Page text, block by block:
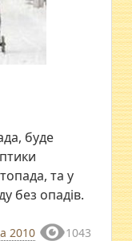
буде
та у
без опадів.
2010 1043